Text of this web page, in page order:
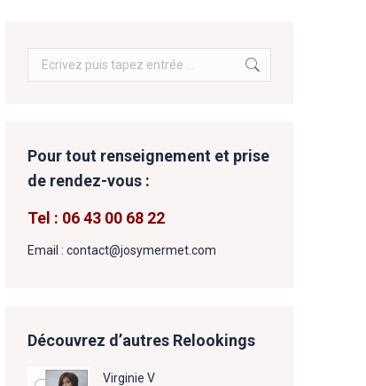
Search:
Pour tout renseignement et prise
de rendez-vous :
Tel : 06 43 00 68 22
Email : contact@josymermet.com
Découvrez d’autres Relookings
Virginie V